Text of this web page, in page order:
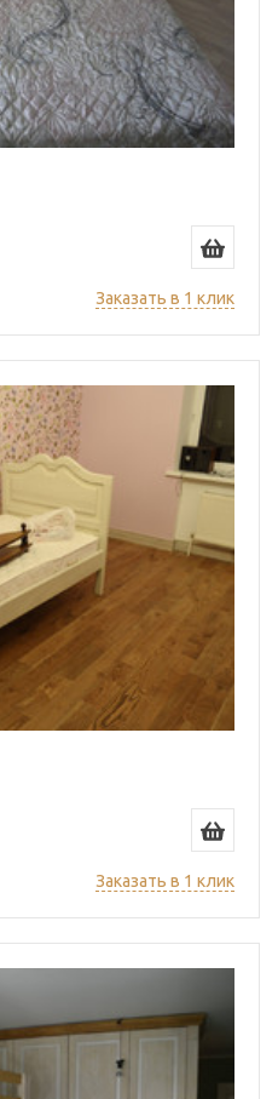
Заказать в 1 клик
Заказать в 1 клик